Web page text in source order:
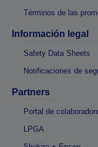
Términos de las
Información legal
Safety Data Sheets
Notificaciones de
Partners
Portal de
LPGA